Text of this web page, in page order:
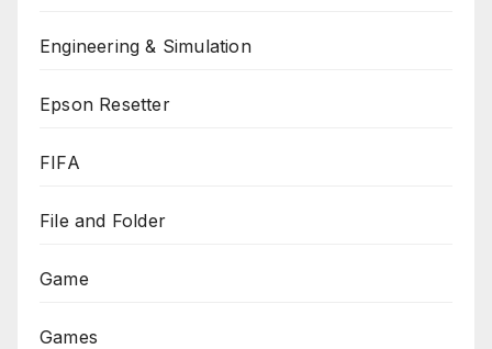
Engineering & Simulation
Epson Resetter
FIFA
File and Folder
Game
Games